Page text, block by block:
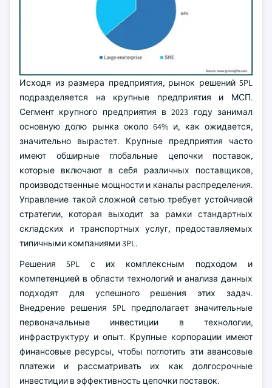
Исходя из размера предприятия, рынок решений 5PL
подразделяется на крупные предприятия и МСП.
Сегмент крупного предприятия в 2023 году занимал
основную долю рынка около 64% и, как ожидается,
значительно вырастет. Крупные предприятия часто
имеют обширные глобальные цепочки поставок,
которые включают в себя различных поставщиков,
производственные мощности и каналы распределения.
Управление такой сложной сетью требует устойчивой
стратегии, которая выходит за рамки стандартных
складских и транспортных услуг, предоставляемых
типичными компаниями 3PL.
Решения 5PL с их комплексным подходом и
компетенцией в области технологий и анализа данных
подходят для успешного решения этих задач.
Внедрение решения 5PL предполагает значительные
первоначальные инвестиции в технологии,
инфраструктуру и опыт. Крупные корпорации имеют
финансовые ресурсы, чтобы поглотить эти авансовые
платежи и рассматривать их как долгосрочные
инвестиции в эффективность цепочки поставок.